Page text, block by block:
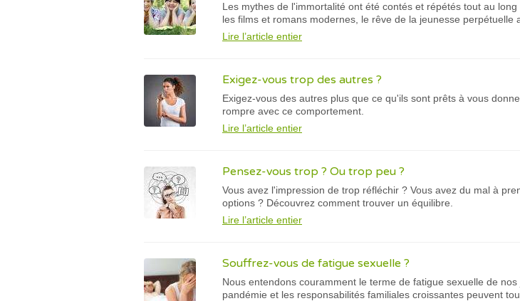
Les mythes de l'immortalité ont été contés et répétés tout au
les films et romans modernes, le rêve de la jeunesse perpétuelle
Lire l’article entier
Exigez-vous trop des autres ?
Exigez-vous des autres plus que ce qu'ils sont prêts à vous
rompre avec ce comportement.
Lire l’article entier
Pensez-vous trop ? Ou trop peu ?
Vous avez l'impression de trop réfléchir ? Vous avez du mal à
options ? Découvrez comment trouver un équilibre.
Lire l’article entier
Souffrez-vous de fatigue sexuelle ?
Nous entendons couramment le terme de fatigue sexuelle de
pandémie et les responsabilités familiales croissantes peuvent